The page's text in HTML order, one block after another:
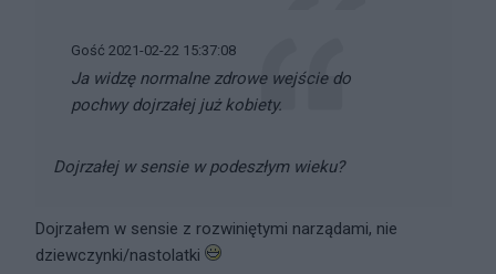
Gość 2021-02-22 15:37:08
Ja widzę normalne zdrowe wejście do
pochwy dojrzałej już kobiety.
Dojrzałej w sensie w podeszłym wieku?
Dojrzałem w sensie z rozwiniętymi narządami, nie
dziewczynki/nastolatki